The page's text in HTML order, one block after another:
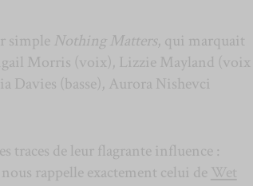
simple Nothing Matters, qui marquait
Morris (voix), Lizzie Mayland (voix
Davies (basse), Aurora Nishevci
traces de leur flagrante influence :
rappelle exactement celui de Wet